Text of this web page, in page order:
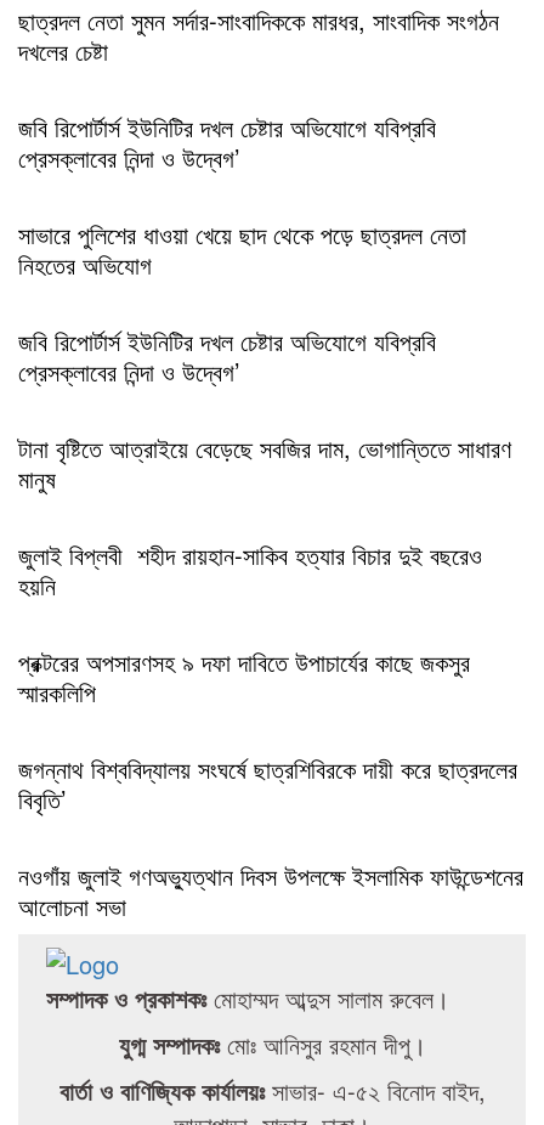
ছাত্রদল নেতা সুমন সর্দার-সাংবাদিককে মারধর, সাংবাদিক সংগঠন
দখলের চেষ্টা
জবি রিপোর্টার্স ইউনিটির দখল চেষ্টার অভিযোগে যবিপ্রবি
প্রেসক্লাবের নিন্দা ও উদ্বেগ’
সাভারে পুলিশের ধাওয়া খেয়ে ছাদ থেকে পড়ে ছাত্রদল নেতা
নিহতের অভিযোগ
জবি রিপোর্টার্স ইউনিটির দখল চেষ্টার অভিযোগে যবিপ্রবি
প্রেসক্লাবের নিন্দা ও উদ্বেগ’
টানা বৃষ্টিতে আত্রাইয়ে বেড়েছে সবজির দাম, ভোগান্তিতে সাধারণ
মানুষ
জুলাই বিপ্লবী শহীদ রায়হান-সাকিব হত্যার বিচার দুই বছরেও
হয়নি
প্রক্টরের অপসারণসহ ৯ দফা দাবিতে উপাচার্যের কাছে জকসুর
স্মারকলিপি
জগন্নাথ বিশ্ববিদ্যালয় সংঘর্ষে ছাত্রশিবিরকে দায়ী করে ছাত্রদলের
বিবৃতি’
নওগাঁয় জুলাই গণঅভ্যুত্থান দিবস উপলক্ষে ইসলামিক ফাউন্ডেশনের
আলোচনা সভা
সম্পাদক ও প্রকাশকঃমোহাম্মদ আব্দুস সালাম রুবেল।
যুগ্ম সম্পাদকঃমোঃ আনিসুর রহমান দীপু।
বার্তা ও বাণিজ্যিক কার্যালয়ঃসাভার- এ-৫২ বিনোদ বাইদ,